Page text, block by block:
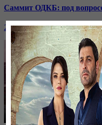
Саммит ОДКБ: под
24 ноября, 20:43